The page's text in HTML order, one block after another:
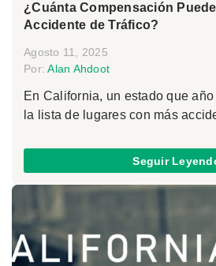
¿Cuánta Compensación
Accidente de Tráfico?
Agosto 11, 2025
Por:Alan Ahdoot
En California, un estado que
la lista de lugares con más
Seguir